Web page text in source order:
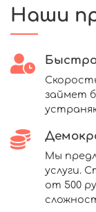
Наши
займет
Мы
услуги.
от 500